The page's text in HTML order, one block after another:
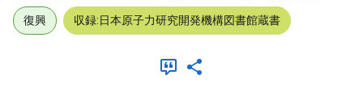
復興 収録:日本原子力研究開発機構図書館蔵書